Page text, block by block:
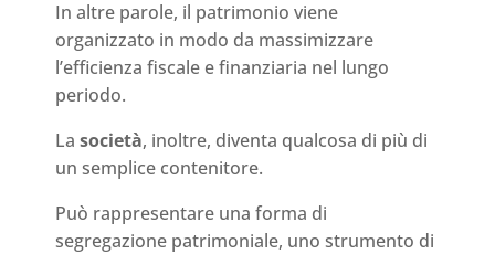
In altre parole, il patrimonio viene
organizzato in modo da massimizzare
l’efficienza fiscale e finanziaria nel lungo
periodo.
La società, inoltre, diventa qualcosa di più di
un semplice contenitore.
Può rappresentare una forma di
segregazione patrimoniale, uno strumento di